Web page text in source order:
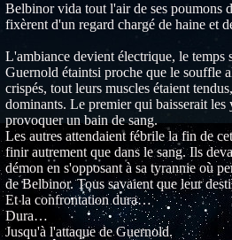
Belbinor vida tout l'air de ses poumons
fixèrent d'un regard chargé de haine et
L'ambiance devient électrique, le
Guernold étaintsi proche que le souffle
crispés, tout leurs muscles étaient
dominants. Le premier qui baisserait
provoquer un bain de sang.
Les autres attendaient fébrile la fin de
finir autrement que dans le sang. Ils
démon en s'opposant à sa tyrannie où
de Belbinor. Tous savaient que leur
Et la confrontation dura…
Dura…
Jusqu'à l'attaque de Guernold.